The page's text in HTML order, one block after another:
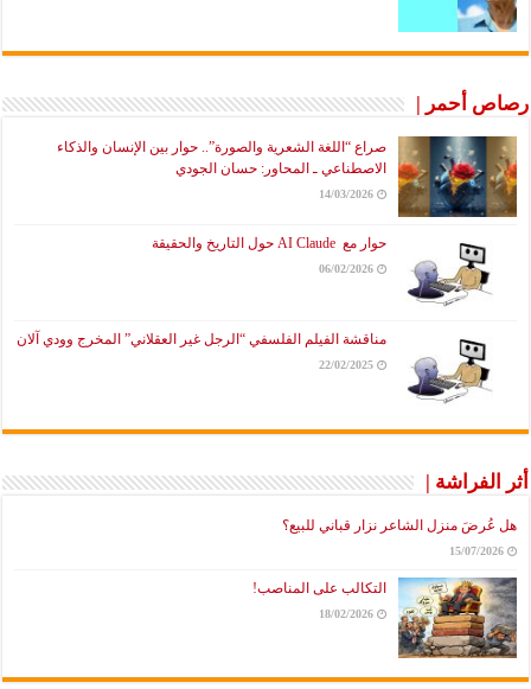
رصاص أحمر |
صراع “اللغة الشعرية والصورة”.. حوار بين الإنسان والذكاء
الاصطناعي ـ المحاور: حسان الجودي
14/03/2026
حوار مع AI Claude حول التاريخ والحقيقة
06/02/2026
مناقشة الفيلم الفلسفي “الرجل غير العقلاني” المخرج وودي آلان
22/02/2025
أثر الفراشة |
هل عُرضَ منزل الشاعر نزار قباني للبيع؟
15/07/2026
التكالب على المناصب!
18/02/2026